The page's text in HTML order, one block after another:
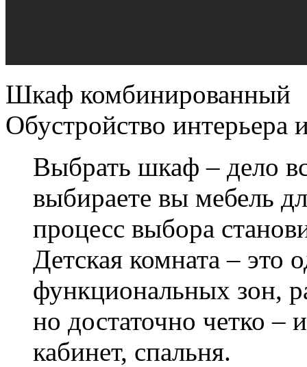
Шкаф комбинированный
Обустройство
Выбрать шкаф – дело
выбираете вы мебель
процесс выбора
Детская комната – это
функциональных зон,
но достаточно четко –
кабинет, спальня.